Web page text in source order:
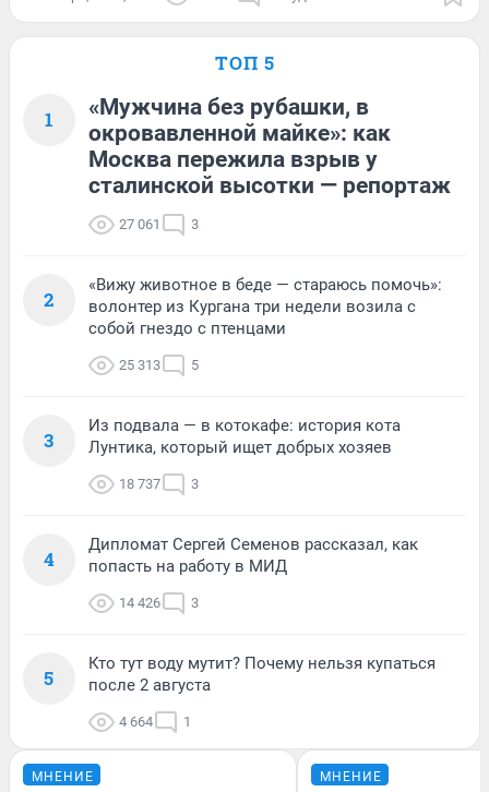
ТОП 5
1
«Мужчина без рубашки, в
окровавленной майке»: как
Москва пережила взрыв у
сталинской высотки — репортаж
27 061 3
2
«Вижу животное в беде — стараюсь помочь»:
волонтер из Кургана три недели возила с
собой гнездо с птенцами
25 313 5
3
Из подвала — в котокафе: история кота
Лунтика, который ищет добрых хозяев
18 737 3
4
Дипломат Сергей Семенов рассказал, как
попасть на работу в МИД
14 426 3
5
Кто тут воду мутит? Почему нельзя купаться
после 2 августа
4 664 1
МНЕНИЕ МНЕНИЕ